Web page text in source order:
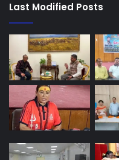
Last Modified Posts